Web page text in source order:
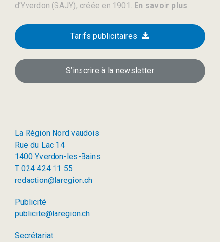
d’Yverdon (SAJY), créée en 1901. En savoir plus
Tarifs publicitaires
S’inscrire à la newsletter
La Région Nord vaudois
Rue du Lac 14
1400 Yverdon-les-Bains
T 024 424 11 55
redaction@laregion.ch
Publicité
publicite@laregion.ch
Secrétariat